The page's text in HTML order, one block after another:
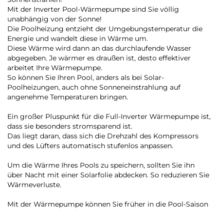
Mit der Inverter Pool-Wärmepumpe sind Sie völlig
unabhängig von der Sonne!
Die Poolheizung entzieht der Umgebungstemperatur die
Energie und wandelt diese in Wärme um.
Diese Wärme wird dann an das durchlaufende Wasser
abgegeben. Je wärmer es draußen ist, desto effektiver
arbeitet Ihre Wärmepumpe.
So können Sie Ihren Pool, anders als bei Solar-
Poolheizungen, auch ohne Sonneneinstrahlung auf
angenehme Temperaturen bringen.
Ein großer Pluspunkt für die Full-Inverter Wärmepumpe ist,
dass sie besonders stromsparend ist.
Das liegt daran, dass sich die Drehzahl des Kompressors
und des Lüfters automatisch stufenlos anpassen.
Um die Wärme Ihres Pools zu speichern, sollten Sie ihn
über Nacht mit einer Solarfolie abdecken. So reduzieren Sie
Wärmeverluste.
Mit der Wärmepumpe können Sie früher in die Pool-Saison